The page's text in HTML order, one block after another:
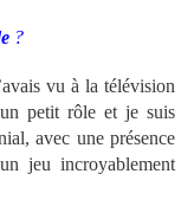
?
vu à la télévision
petit rôle et je suis
avec une présence
jeu incroyablement